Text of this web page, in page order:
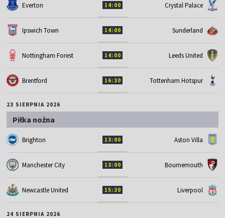
Everton 14:00 Crystal Palace
Ipswich Town 14:00 Sunderland
Nottingham Forest 14:00 Leeds United
Brentford 16:30 Tottenham Hotspur
23 SIERPNIA 2026
Piłka nożna
Brighton 13:00 Aston Villa
Manchester City 13:00 Bournemouth
Newcastle United 15:30 Liverpool
24 SIERPNIA 2026